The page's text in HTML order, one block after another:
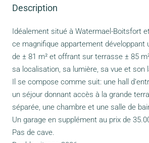
Description
Idéalement situé à Watermael-Boitsfort
ce magnifique appartement développant
de ± 81 m² et offrant sur terrasse ± 85
sa localisation, sa lumière, sa vue et son
Il se compose comme suit: une hall
un séjour donnant accès à la grande
séparée, une chambre et une salle de
Un garage en supplément au prix de
Pas de cave.